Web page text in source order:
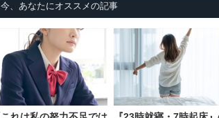
今、あなたにオススメの記事